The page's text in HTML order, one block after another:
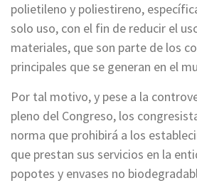
polietileno y poliestireno,
solo uso, con el fin de reducir el
materiales, que son parte de los
principales que se generan en el
Por tal motivo, y pese a la
pleno del Congreso, los
norma que prohibirá a los
que prestan sus servicios en la
popotes y envases no